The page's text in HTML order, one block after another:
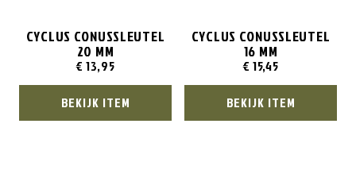
CYCLUS CONUSSLEUTEL
20 MM
€ 13,95
BEKIJK ITEM
CYCLUS CONUSSLEUTEL
16 MM
€ 15,45
BEKIJK ITEM